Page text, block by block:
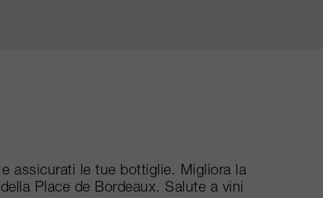
assicurati le tue bottiglie. Migliora la
Place de Bordeaux. Salute a vini